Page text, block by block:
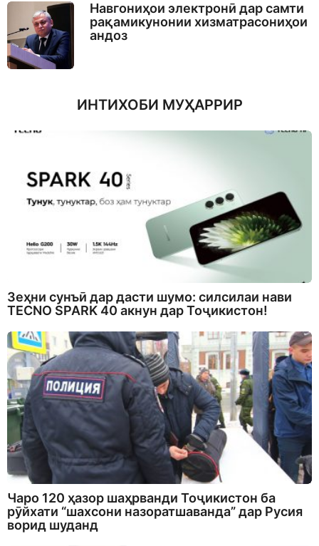
Навгониҳои электронӣ дар самти
рақамикунонии хизматрасониҳои
андоз
ИНТИХОБИ МУҲАРРИР
Зеҳни сунъӣ дар дасти шумо: силсилаи нави
TECNO SPARK 40 акнун дар Тоҷикистон!
Чаро 120 ҳазор шаҳрванди Тоҷикистон ба
рӯйхати “шахсони назоратшаванда” дар Русия
ворид шуданд